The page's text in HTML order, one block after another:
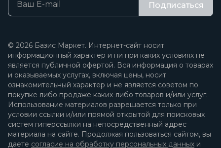
Подписаться
© 2026 Базис Маркет. Интернет-сайт носит
информационный характер и ни при каких условиях не
является публичной офертой. Вся информация о товарах
и оказываемых услугах, включая цены, носит
ознакомительный характер и не является советом по
покупке либо продаже каких-либо товаров и/или услуг.
Использование материалов разрешается только при
условии ссылки и/или прямой открытой для поисковых
систем гиперссылки на непосредственный адрес
материала на сайте. Продолжая пользоваться сайтом, вы
даете согласие на обработку персональных данных и